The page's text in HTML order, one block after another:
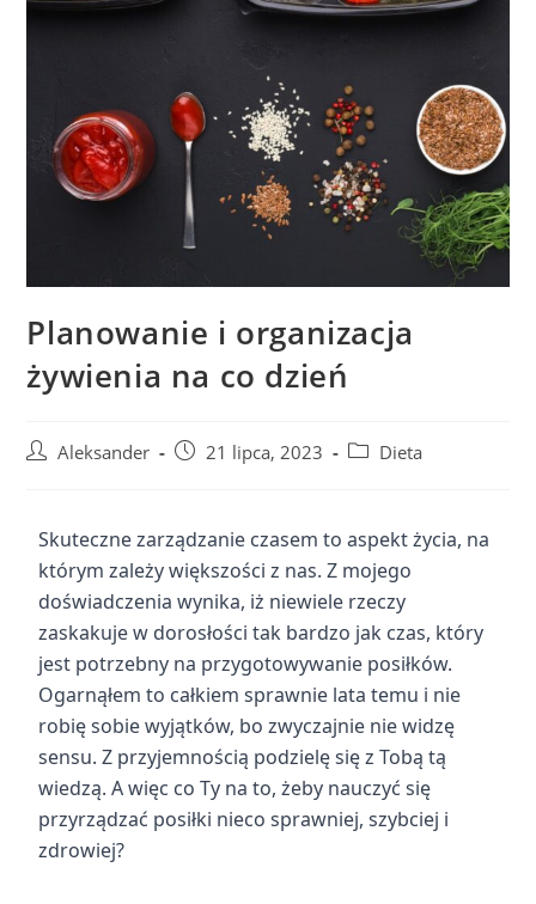
Planowanie i organizacja
żywienia na co dzień
Aleksander 21 lipca, 2023 Dieta
Skuteczne zarządzanie czasem to aspekt życia, na
którym zależy większości z nas. Z mojego
doświadczenia wynika, iż niewiele rzeczy
zaskakuje w dorosłości tak bardzo jak czas, który
jest potrzebny na przygotowywanie posiłków.
Ogarnąłem to całkiem sprawnie lata temu i nie
robię sobie wyjątków, bo zwyczajnie nie widzę
sensu. Z przyjemnością podzielę się z Tobą tą
wiedzą. A więc co Ty na to, żeby nauczyć się
przyrządzać posiłki nieco sprawniej, szybciej i
zdrowiej?